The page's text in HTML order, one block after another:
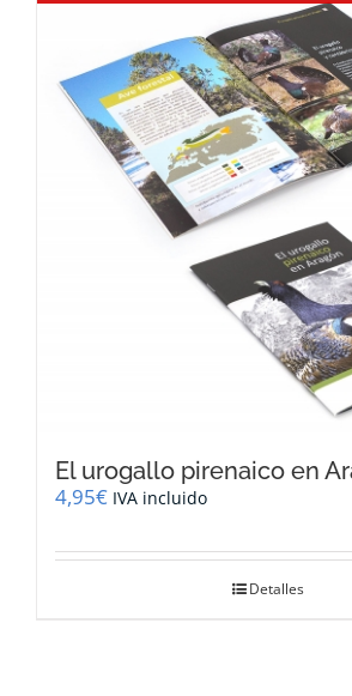
El urogallo pirenaico en
4,95€ IVA incluido
Detalles